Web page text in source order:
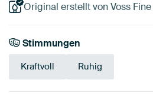
Original erstellt von Voss
Stimmungen
Kraftvoll Ruhig